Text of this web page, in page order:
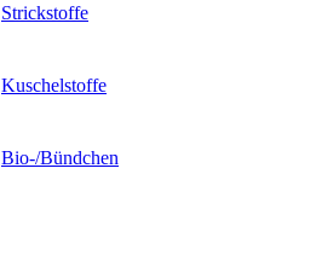
Strickstoffe
Kuschelstoffe
Bio-/Bündchen